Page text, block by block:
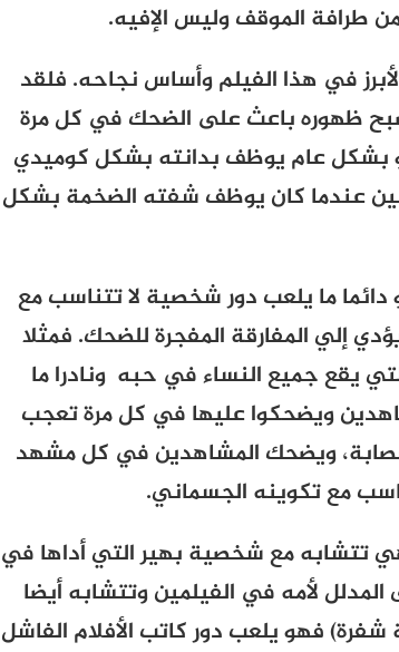
طرافة الموقف وليس الإفيه.
في هذا الفيلم وأساس نجاحه. فلقد
ظهوره باعث على الضحك في كل مرة
بشكل عام يوظف بدانته بشكل كوميدي
عندما كان يوظف شفته الضخمة بشكل
ما يلعب دور شخصية لا تتناسب مع
إلي المفارقة المفجرة للضحك. فمثلا
يقع جميع النساء في حبه ونادرا ما
ويضحكوا عليها في كل مرة تعجب
عصابة، ويضحك المشاهدين في كل مشهد
مع تكوينه الجسماني.
تتشابه مع شخصية بهير التي أداها في
لأمه في الفيلمين وتتشابه أيضا
فهو يلعب دور كاتب الأفلام الفاشل